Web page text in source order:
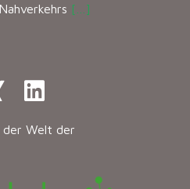
[…]
der Welt der